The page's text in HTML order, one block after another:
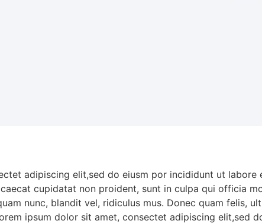
adipiscing elit,sed do eiusm por incididunt ut
cupidatat non proident, sunt in culpa qui officia
nunc, blandit vel, ridiculus mus. Donec quam felis,
ipsum dolor sit amet, consectet adipiscing